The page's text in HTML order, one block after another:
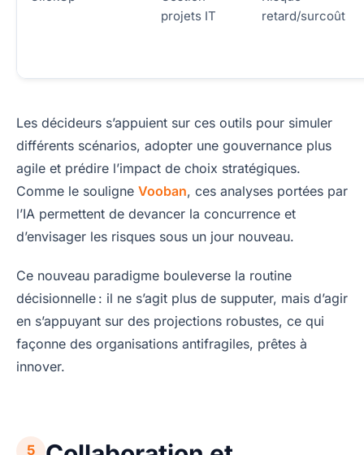
projets IT
retard/surcoût
Les décideurs s’appuient sur ces outils pour simuler
différents scénarios, adopter une gouvernance plus
agile et prédire l’impact de choix stratégiques.
Comme le souligne Vooban, ces analyses portées par
l’IA permettent de devancer la concurrence et
d’envisager les risques sous un jour nouveau.
Ce nouveau paradigme bouleverse la routine
décisionnelle : il ne s’agit plus de supputer, mais d’agir
en s’appuyant sur des projections robustes, ce qui
façonne des organisations antifragiles, prêtes à
innover.
5